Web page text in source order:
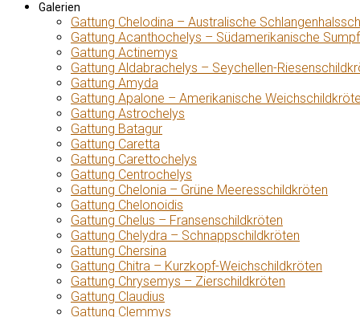
Galerien
Gattung Chelodina – Australische
Gattung Acanthochelys – Südamerikanische
Gattung Actinemys
Gattung Aldabrachelys – Seychellen-
Gattung Amyda
Gattung Apalone – Amerikanische
Gattung Astrochelys
Gattung Batagur
Gattung Caretta
Gattung Carettochelys
Gattung Centrochelys
Gattung Chelonia – Grüne Meeresschildkröten
Gattung Chelonoidis
Gattung Chelus – Fransenschildkröten
Gattung Chelydra – Schnappschildkröten
Gattung Chersina
Gattung Chitra – Kurzkopf-Weichschildkröten
Gattung Chrysemys – Zierschildkröten
Gattung Claudius
Gattung Clemmys